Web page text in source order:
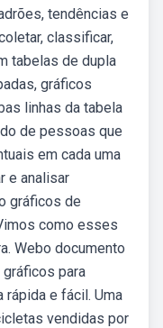
tendências e
classificar,
tabelas de dupla
gráficos
linhas da tabela
de pessoas que
em cada uma
e analisar
gráficos de
como esses
Webo documento
para
e fácil. Uma
vendidas por